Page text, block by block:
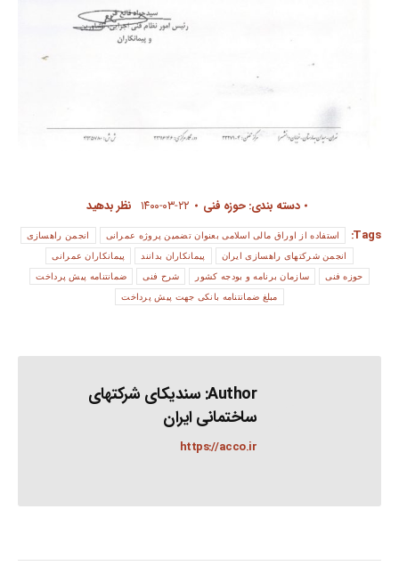
دسته بندی:حوزه فنی ۱۴۰۰-۰۳-۲۲ نظر بدهید
Tags:
استفاده از اوراق مالی اسلامی بعنوان تضمین پروژه عمرانی انجمن راهسازی
انجمن شرکتهای راهسازی ایران پیمانکاران بدانند پیمانکاران عمرانی
حوزه فنی سازمان برنامه و بودجه کشور شرح فنی ضمانتنامه پیش پرداخت
مبلغ ضمانتنامه بانکی جهت پیش پرداخت
Author: سندیکای شرکتهای
ساختمانی ایران
https://acco.ir